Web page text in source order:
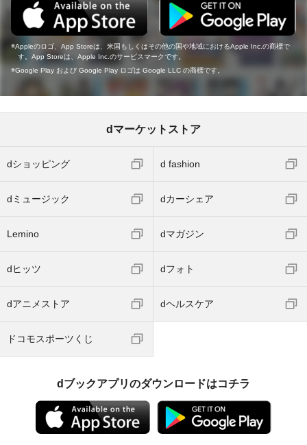
Appleのロゴ、App Storeは、米国もしくはその他の国や地域におけるApple Inc.の商標で
す。App Storeは、Apple Inc.のサービスマークです。
Google Play および Google Play ロゴは Google LLC の商標です。
dマーケットストア
dショッピング d fashion
dミュージック dカーシェア
Lemino dマガジン
dヒッツ dフォト
dアニメストア dヘルスケア
ドコモスポーツくじ
dブックアプリのダウンロードはコチラ